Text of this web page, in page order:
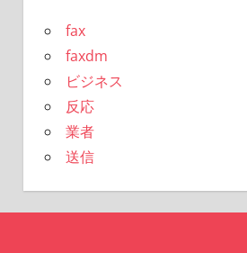
fax
faxdm
ビジネス
反応
業者
送信